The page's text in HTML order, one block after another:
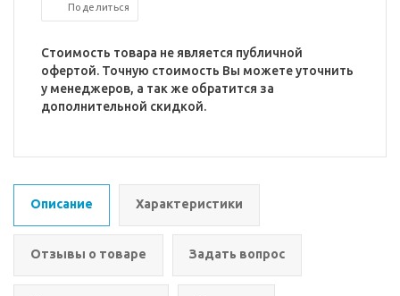
Поделиться
Стоимость товара не является публичной
офертой. Точную стоимость Вы можете уточнить
у менеджеров, а так же обратится за
дополнительной скидкой.
Описание Характеристики
Отзывы о товаре Задать вопрос